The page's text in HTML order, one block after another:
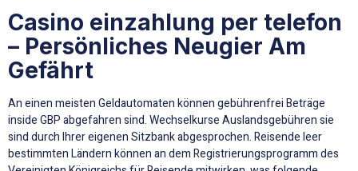
Casino einzahlung per telefon
– Persönliches Neugier Am
Gefährt
An einen meisten Geldautomaten können gebührenfrei Beträge
inside GBP abgefahren sind. Wechselkurse Auslandsgebühren sie
sind durch Ihrer eigenen Sitzbank abgesprochen. Reisende leer
bestimmten Ländern können an dem Registrierungsprogramm des